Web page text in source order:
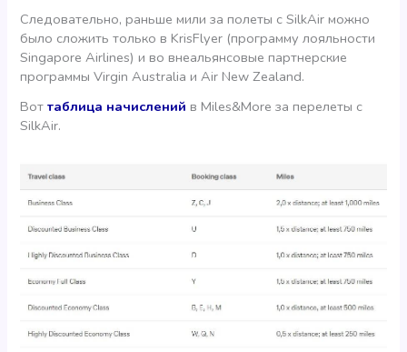
Следовательно, раньше мили за полеты с SilkAir можно
было сложить только в KrisFlyer (программу лояльности
Singapore Airlines) и во внеальянсовые партнерские
программы Virgin Australia и Air New Zealand.
Воттаблица начислений в Miles&More за перелеты с
SilkAir.